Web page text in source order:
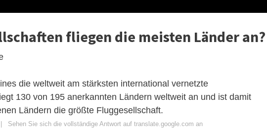
fliegen die meisten Länder an?
die weltweit am stärksten international vernetzte
130 von 195 anerkannten Ländern weltweit an und ist damit
Ländern die größte Fluggesellschaft.
Sehen Sie sich die vollständige Antwort auf translate.google.com an